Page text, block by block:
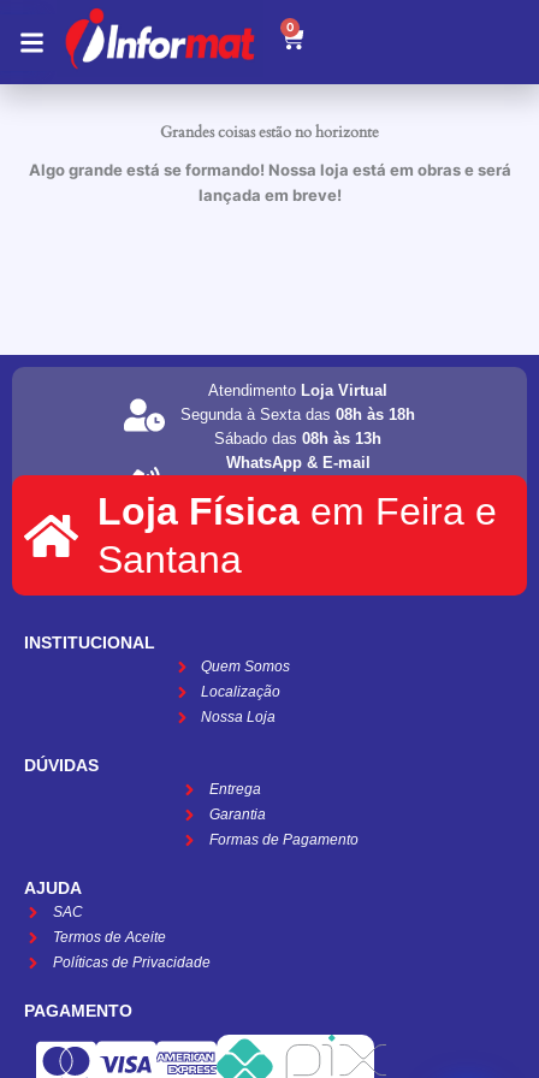
para
conteúdo
Grandes coisas estão no horizonte
Algo grande está se formando! Nossa loja está em obras e será
lançada em breve!
Atendimento Loja Virtual
Segunda à Sexta das08h às 18h
Sábado das08h às 13h
WhatsApp & E-mail
informat.servicos1@gmail.com
Loja Física em Feira e
Santana
INSTITUCIONAL
Quem Somos
Localização
Nossa Loja
DÚVIDAS
Entrega
Garantia
Formas de Pagamento
AJUDA
SAC
Termos de Aceite
Políticas de Privacidade
PAGAMENTO
0
Carrinho